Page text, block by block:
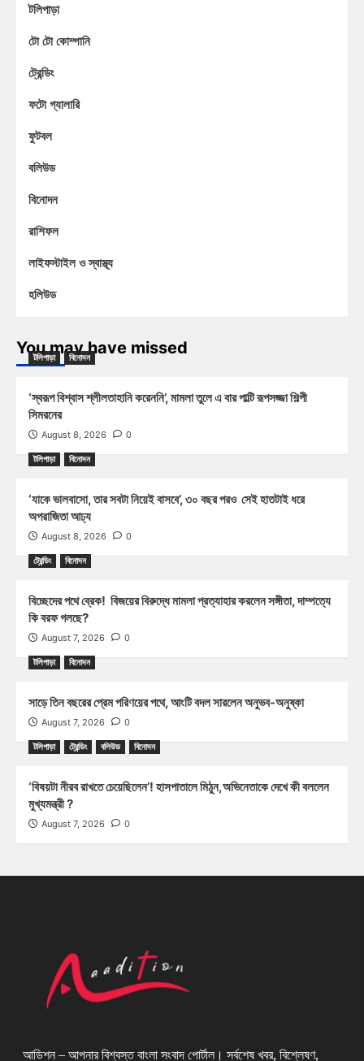
টলিপাড়া
টো টো কোম্পানি
ট্রেন্ডিং
ফটো গ্যালারি
ফুটবল
বলিউড
বিনোদন
রাশিফল
লাইফস্টাইল ও স্বাস্থ্য
হলিউড
You may have missed
টলিপাড়া বিনোদন
‘স্বরূপ বিশ্বাস শ্লীলতাহানি করেননি’, মামলা তুলে এ বার পাল্টি রূপসজ্জা শিল্পী
সিমরনের
August 8, 2026 0
টলিপাড়া বিনোদন
‘যাকে ভালবাসো, তার সবটা নিয়েই বাসবে’, ৩০ বছর পরও সেই হাতটাই ধরে
অপরাজিতা আঢ্য
August 8, 2026 0
ট্রেন্ডিং বিনোদন
বিচ্ছেদের পথে ব্রেক! বিজয়ের বিরুদ্ধে মামলা প্রত্যাহার করলেন সঙ্গীতা, দাম্পত্যে
কি বরফ গলছে?
August 7, 2026 0
টলিপাড়া বিনোদন
সাড়ে তিন বছরের প্রেম পরিণয়ের পথে, আংটি বদল সারলেন অনুভব-অনুষ্কা
August 7, 2026 0
টলিপাড়া ট্রেন্ডিং বলিউড বিনোদন
‘বিষয়টা নীরব রাখতে চেয়েছিলেন’! হাসপাতালে মিঠুন,অভিনেতাকে দেখে কী বললেন
মুখ্যমন্ত্রী ?
August 7, 2026 0
আডিশন – আপনার বিশ্বস্ত বাংলা সংবাদ পোর্টাল। সর্বশেষ খবর, বিশ্লেষণ,